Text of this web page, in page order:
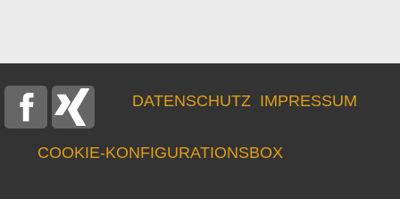
DATENSCHUTZ IMPRESSUM
COOKIE‑KONFIGURATIONSBOX